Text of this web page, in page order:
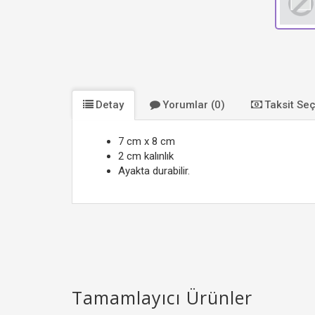
Detay Yorumlar (0) Taksit
7 cm x 8 cm
2 cm kalınlık
Ayakta durabilir.
Tamamlayıcı Ürünler